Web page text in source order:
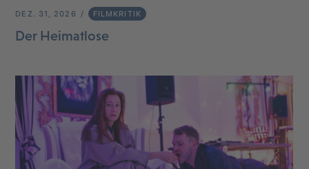
DEZ. 31, 2026 FILMKRITIK
Der Heimatlose